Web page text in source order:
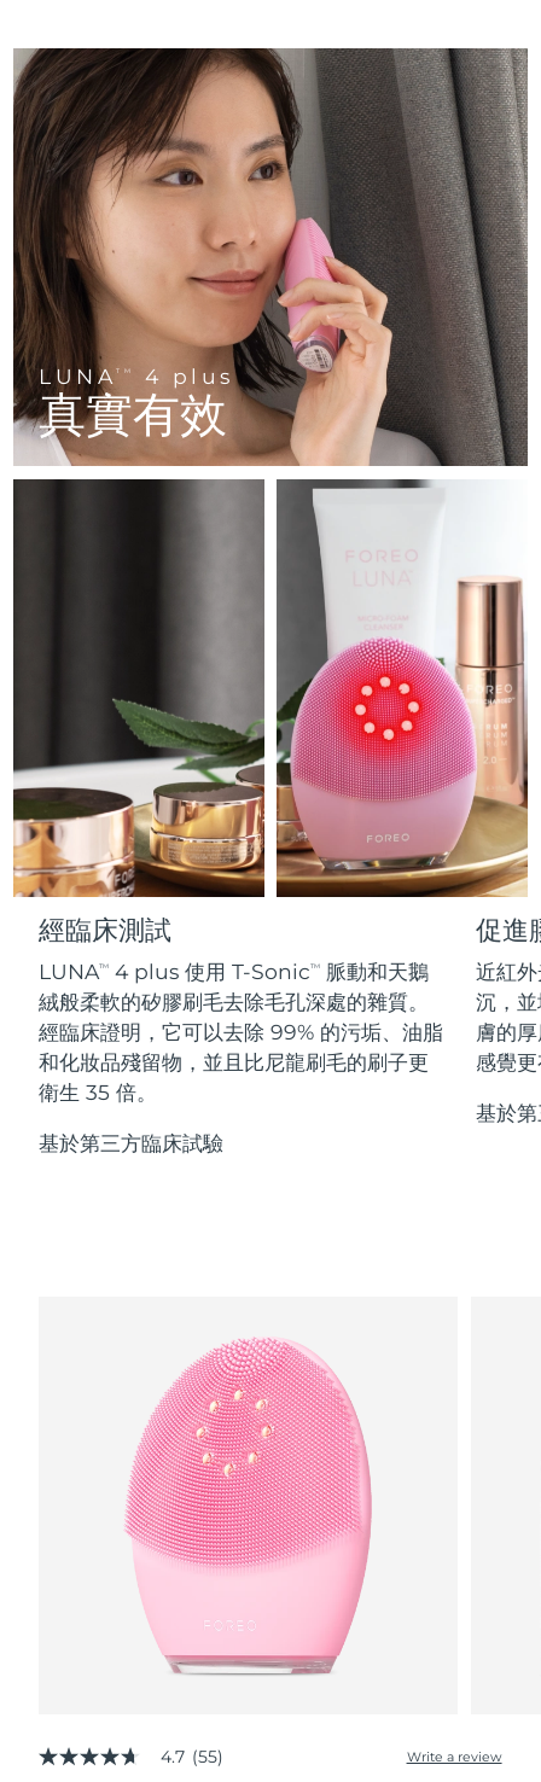
LUNATM 4 plus
真實有效
經臨床測試
LUNATM 4 plus 使用 T-SonicTM
脈動和天鵝
絨般柔軟的矽膠刷毛去除毛孔深處的雜質。
經臨床證明，它可以去除 99% 的污垢、油脂
和化妝品殘留物，並且比尼龍刷毛的刷子更
衛生 35 倍。
基於第三方臨床試驗
促進
近紅
沉，
膚的
感覺
基於
4.7
4.7 (55) Write a review
LUNA™ 4 Men
For men, anti-aging massage
LUNA™ 4 mini
For young skin, T-zone
LUNA™ 4 go
For travel or gym bag
LUNA™護膚
Premium cleansers & balm
All facial cleansing devices
BEAR™ 2 eyes & lips
Microcurrent line smoothing device
面部提拉護理
Premium anti-aging skincare
BEAR™ 設備
All premium facelift devices
UFO™ 3 LED
Near-infrared and red light therapy
device
UFO™ 3 mini
Red light therapy device for young skin
UFO™ 3 go
Portable red light therapy
面膜
Rejuvenation & hydration
All deep facial hydration devices
issa™ 4 plus
Smart hybrid silicone sonic toothbrush
issa™ 4 smile
Hybrid silicone sonic toothbrush
issa™ 4 baby
For ages 0-3
issa™ Teeth Whitening Set
Dual LED + sonic device & 18% PAP gel
All silicone sonic toothbrushes
抗老
FAQ™ 101
Clinical anti-aging
FAQ™ 102
Advanced clinical anti-aging
FAQ™ 103
Luxurious clinical anti-aging set
FAQ™ P1 Primer
Manuka honey primer
All FAQ™ skincare
FAQ™產品
All anti-aging treatments
LED 護理
FAQ™ 201
LED mask
FAQ™ 202
LED mask
FAQ™ 211
Anti-aging neck & décolleté LED mask
Anti-aging LED hand mask
All FAQ™ skincare
FAQ™產品
All LED treatments
生髮
FAQ™ 301
LED hair strengthening scalp massager
FAQ™ Scalp Serum
Scalp recovery probiotic serum
All hair treatments
肌膚年輕化
NEW
FAQ™ 501
Full-Spectrum Red Light Therapy
FAQ™ 502
Full-Spectrum Red Light Therapy
FAQ™ Red Light Serum
FAQ™ skincare
All FAQ™ skincare
FAQ™ products
All toning treatments
保健品
NEW
PEACH™ 2 Pro Max
Professional IPL hair removal device
PEACH™ 2
IPL hair removal
PEACH™ 2 go
Travel-friendly IPL hair removal
PEACH™ Cooling Prep Gel
Cooling IPL hair removal gel
身體護理
BEAR™ 2 body
Microcurrent body toning
LUNA™ 4 body
Massaging body brush
SUPERCHARGED™ serum
Firming body serum
痘肌護理
ESPADA™ 2 plus
Recurring acne LED therapy
ESPADA™ 2
Acne treatment device
ESPADA™ Blemish Solution
Concentrated acne gel
眼部護理
BEAR™ 2 eyes & lips
Microcurrent line smoothing device
IRIS™ 2
Rejuvenating eye massager
眼部護膚
Advanced eye care treatment
毛孔護理
KIWI™ derma
Diamond microdermabrasion .
LUNA™ 4 hair
2-in-1 LED scalp massager
牙齒美白
NEW
issa™ Teeth Whitening Set
Dual LED + sonic device & 18% PAP gel
更多的
FOREO APP
加拿大 預計送達日期16/08/2026
智利 預計送達日期16/08/2026
中國 預計送達日期 12/08/2026
哥倫比亞 預計送達日期 16/08/2026
克羅埃西亞 預計送達日期 12/08/2026
賽普勒斯 預計送達日期 13/08/2026
捷克 預計送達日期 12/08/2026
丹麥 預計送達日期 12/08/2026
預計送達日期
預計送達日期
預計送達日期
預計送達日期16/08/2026
預計送達日期12/08/2026
直布羅陀 預計送達日期16/08/2026
希臘 預計送達日期 12/08/2026
中國香港特別行政區
匈牙利 預計送達日期12/08/2026
冰島 預計送達日期13/08/2026
印尼 預計送達日期10/08/2026
愛爾蘭
預計送達日期
預計送達日期
預計送達日期
預計送達日期
預計送達日期
預計送達日期
盧森堡 預計送達日期12/08/2026